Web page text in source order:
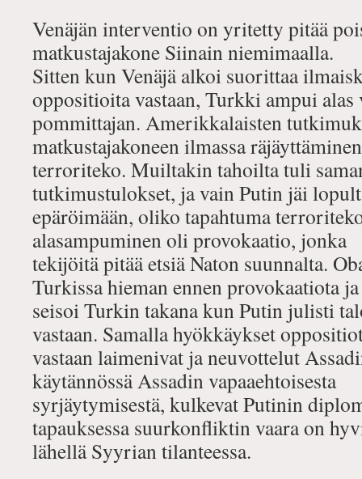
Venäjän interventio on yritetty pitää
matkustajakone Siinain niemimaalla.
Sitten kun Venäjä alkoi suorittaa
oppositioita vastaan, Turkki ampui alas
pommittajan. Amerikkalaisten
matkustajakoneen ilmassa
terroriteko. Muiltakin tahoilta tuli
tutkimustulokset, ja vain Putin jäi
epäröimään, oliko tapahtuma
alasampuminen oli provokaatio, jonka
tekijöitä pitää etsiä Naton suunnalta.
Turkissa hieman ennen provokaatiota
seisoi Turkin takana kun Putin julisti
vastaan. Samalla hyökkäykset
vastaan laimenivat ja neuvottelut
käytännössä Assadin vapaaehtoisesta
syrjäytymisestä, kulkevat Putinin
tapauksessa suurkonfliktin vaara on
lähellä Syyrian tilanteessa.